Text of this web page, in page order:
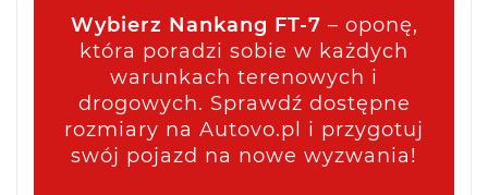
Wybierz Nankang FT-7 – oponę,
która poradzi sobie w każdych
warunkach terenowych i
drogowych. Sprawdź dostępne
rozmiary na Autovo.pl i przygotuj
swój pojazd na nowe wyzwania!